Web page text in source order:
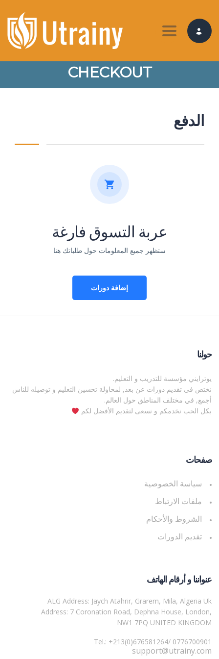
Toggle
CHECKOUT
الدفع
عربة التسوق فارغة
ستظهر جميع المعلومات حول طلباتك هنا
إضافة دورات
حولنا
يوترايني مؤسسة للتدريب و التعليم.
نختص في تقديم دورات عن بعد, لمحاولة تحسين التعليم و توصيله للناس
أجمع, في مختلف المناطق حول العالم.
بكل الحب نخدمكم و نسعى لتقديم الأفضل لكم
صفحات
سياسة الخصوصية
ملفات الارتباط
الشروط والأحكام
تقديم الدورات
عنواننا و أرقام الهاتف
ALG Address: Jaych Atahrir, Grarem, Mila, Algeria Uk
Address: 7 Coronation Road, Dephna House, London,
NW1 7PQ UNITED KINGDOM
Tel.: +213(0)676581264/ 0776700901
support@utrainy.com